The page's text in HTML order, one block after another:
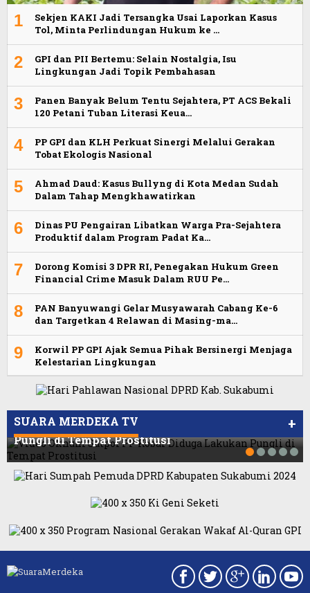
1
Sekjen KAKI Jadi Tersangka Usai Laporkan Kasus
Tol, Minta Perlindungan Hukum ke …
2
GPI dan PII Bertemu: Selain Nostalgia, Isu
Lingkungan Jadi Topik Pembahasan
3
Panen Banyak Belum Tentu Sejahtera, PT ACS Bekali
120 Petani Tuban Literasi Keua…
4
PP GPI dan KLH Perkuat Sinergi Melalui Gerakan
Tobat Ekologis Nasional
5
Ahmad Daud: Kasus Bullyng di Kota Medan Sudah
Dalam Tahap Mengkhawatirkan
6
Dinas PU Pengairan Libatkan Warga Pra-Sejahtera
Produktif dalam Program Padat Ka…
7
Dorong Komisi 3 DPR RI, Penegakan Hukum Green
Financial Crime Masuk Dalam RUU Pe…
8
PAN Banyuwangi Gelar Musyawarah Cabang Ke-6
dan Targetkan 4 Relawan di Masing-ma…
9
Korwil PP GPI Ajak Semua Pihak Bersinergi Menjaga
Kelestarian Lingkungan
SUARA MERDEKA TV +
Billabong, Sekretaris GPI: Kedua Tokoh…
Jakarta
Video Oknum Satpol PP Kobar Diduga Lakukan
Pungli di Tempat Prostitusi